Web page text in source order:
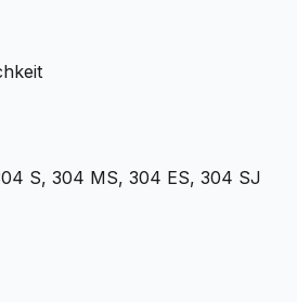
S, 304 MS, 304 ES, 304 SJ